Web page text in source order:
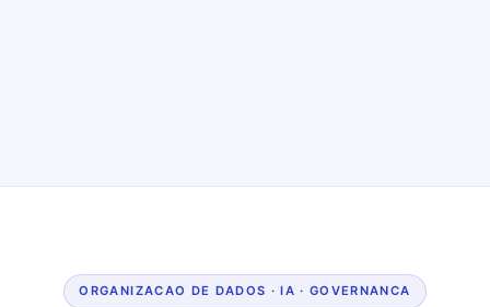
ORGANIZACAO DE DADOS · IA · GOVERNANCA